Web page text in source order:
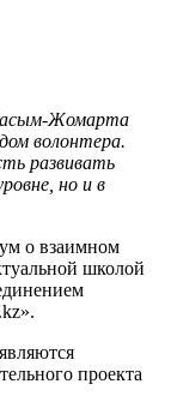
Жомарта
волонтера.
развивать
но и в
о взаимном
школой
проекта